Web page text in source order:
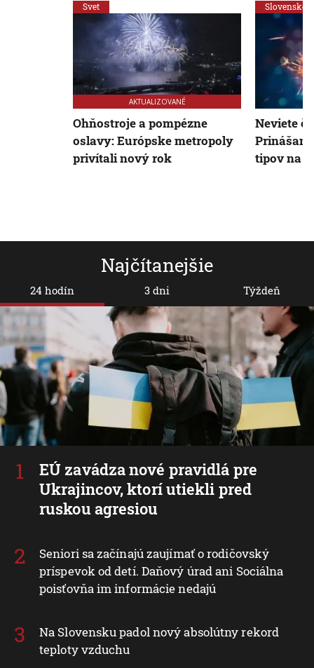
Najčítanejšie
24 hodín
EÚ zavádza nové pravidlá pre
Ukrajincov, ktorí utiekli pred
ruskou agresiou
Seniori sa začínajú zaujímať o rodičovský
príspevok od detí. Daňový úrad ani Sociálna
poisťovňa im informácie nedajú
Na Slovensku padol nový absolútny rekord
teploty vzduchu
3 dni Týždeň
Svet
AKTUALIZOVANÉ
Ohňostroje a pompézne
oslavy: Európske metropoly
privítali nový rok
Slovensko
Neviete
tipov na